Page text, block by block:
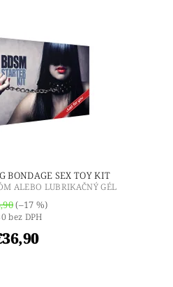
BONDAGE SEX TOY KIT
ALEBO LUBRIKAČNÝ GÉL
(–17 %)
bez DPH